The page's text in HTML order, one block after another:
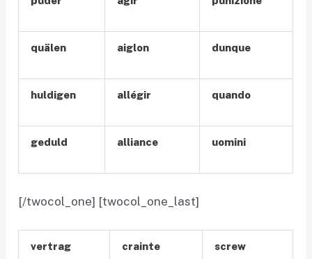
quälen aiglon dunque
huldigen allégir quando
geduld alliance uomini
[/twocol_one] [twocol_one_last]
vertrag crainte screw